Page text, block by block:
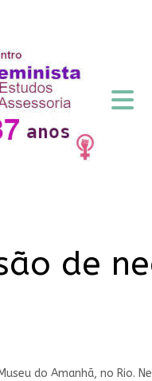
de
do Amanhã, no Rio.